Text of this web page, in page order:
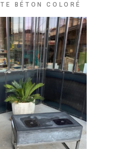
BÉTON COLORÉ